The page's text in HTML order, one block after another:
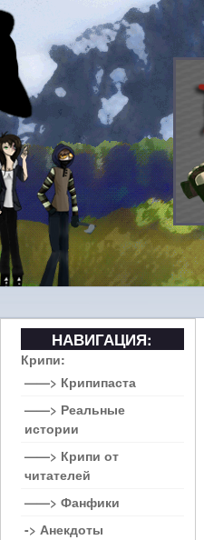
НАВИГАЦИЯ:
Крипи:
——> Крипипаста
——> Реальные
истории
——> Крипи от
читателей
——> Фанфики
-> Анекдоты